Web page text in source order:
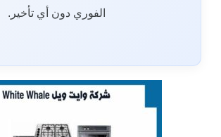
الفوري دون أي تأخير.